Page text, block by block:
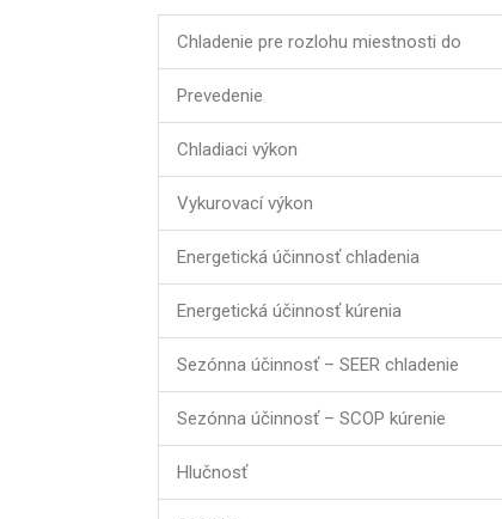
Chladenie pre rozlohu miestnosti do
Prevedenie
Chladiaci výkon
Vykurovací výkon
Energetická účinnosť chladenia
Energetická účinnosť kúrenia
Sezónna účinnosť – SEER chladenie
Sezónna účinnosť – SCOP kúrenie
Hlučnosť